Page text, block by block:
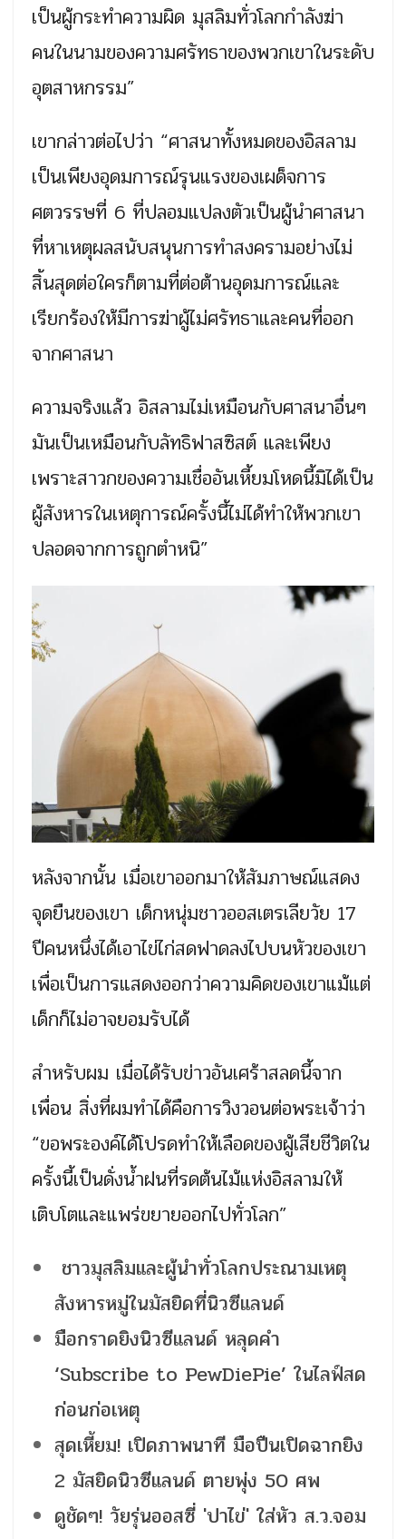
เป็นผู้กระทำความผิด มุสลิมทั่วโลกกำลังฆ่า
คนในนามของความศรัทธาของพวกเขาในระดับ
อุตสาหกรรม”
เขากล่าวต่อไปว่า “ศาสนาทั้งหมดของอิสลาม
เป็นเพียงอุดมการณ์รุนแรงของเผด็จการ
ศตวรรษที่ 6 ที่ปลอมแปลงตัวเป็นผู้นำศาสนา
ที่หาเหตุผลสนับสนุนการทำสงครามอย่างไม่
สิ้นสุดต่อใครก็ตามที่ต่อต้านอุดมการณ์และ
เรียกร้องให้มีการฆ่าผู้ไม่ศรัทธาและคนที่ออก
จากศาสนา
ความจริงแล้ว อิสลามไม่เหมือนกับศาสนาอื่นๆ
มันเป็นเหมือนกับลัทธิฟาสซิสต์ และเพียง
เพราะสาวกของความเชื่ออันเหี้ยมโหดนี้มิได้เป็น
ผู้สังหารในเหตุการณ์ครั้งนี้ไม่ได้ทำให้พวกเขา
ปลอดจากการถูกตำหนิ”
หลังจากนั้น เมื่อเขาออกมาให้สัมภาษณ์แสดง
จุดยืนของเขา เด็กหนุ่มชาวออสเตรเลียวัย 17
ปีคนหนึ่งได้เอาไข่ไก่สดฟาดลงไปบนหัวของเขา
เพื่อเป็นการแสดงออกว่าความคิดของเขาแม้แต่
เด็กก็ไม่อาจยอมรับได้
สำหรับผม เมื่อได้รับข่าวอันเศร้าสลดนี้จาก
เพื่อน สิ่งที่ผมทำได้คือการวิงวอนต่อพระเจ้าว่า
“ขอพระองค์ได้โปรดทำให้เลือดของผู้เสียชีวิตใน
ครั้งนี้เป็นดั่งน้ำฝนที่รดต้นไม้แห่งอิสลามให้
เติบโตและแพร่ขยายออกไปทั่วโลก”
ชาวมุสลิมและผู้นำทั่วโลกประณามเหตุ
สังหารหมู่ในมัสยิดที่นิวซีแลนด์
มือกราดยิงนิวซีแลนด์ หลุดคำ
‘Subscribe to PewDiePie’ ในไลฟ์สด
ก่อนก่อเหตุ
สุดเหี้ยม! เปิดภาพนาที มือปืนเปิดฉากยิง
2 มัสยิดนิวซีแลนด์ ตายพุ่ง 50 ศพ
ดูชัดๆ! วัยรุ่นออสซี่ 'ปาไข่' ใส่หัว ส.ว.จอม